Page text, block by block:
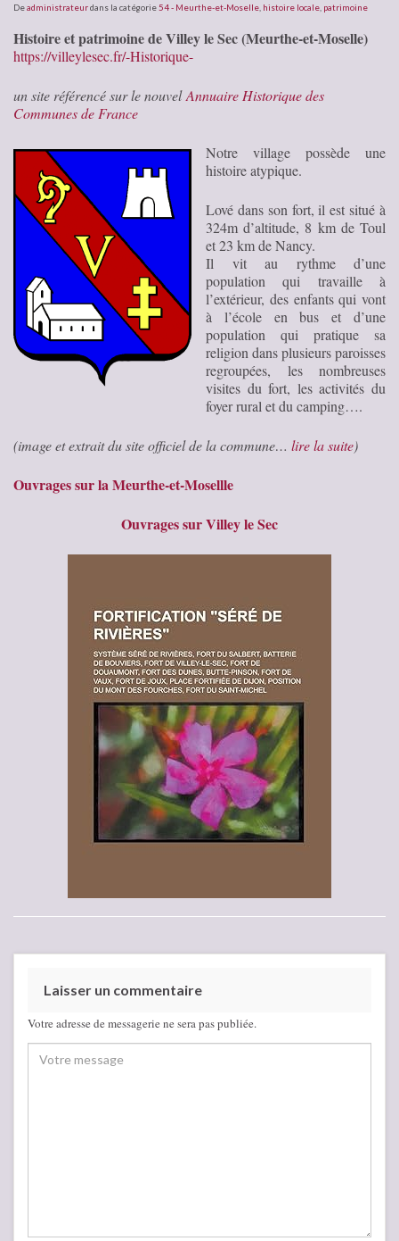
Deadministrateurdans la catégorie 54 - Meurthe-et-Moselle histoire locale patrimoine
Histoire et patrimoine de Villey le Sec (Meurthe-et-Moselle)
https://villeylesec.fr/-Historique-
un site référencé sur le nouvelAnnuaire Historique des
Communes de France
Notre village possède une
histoire atypique.
Lové dans son fort, il est situé à
324m d’altitude, 8 km de Toul
et 23 km de Nancy.
Il vit au rythme d’une
population qui travaille à
l’extérieur, des enfants qui vont
à l’école en bus et d’une
population qui pratique sa
religion dans plusieurs paroisses
regroupées, les nombreuses
visites du fort, les activités du
foyer rural et du camping….
(image et extrait du site officiel de la commune… lire la suite)
Ouvrages sur la Meurthe-et-Mosellle
Ouvrages sur Villey le Sec
Laisser un commentaire
Votre adresse de messagerie ne sera pas publiée.